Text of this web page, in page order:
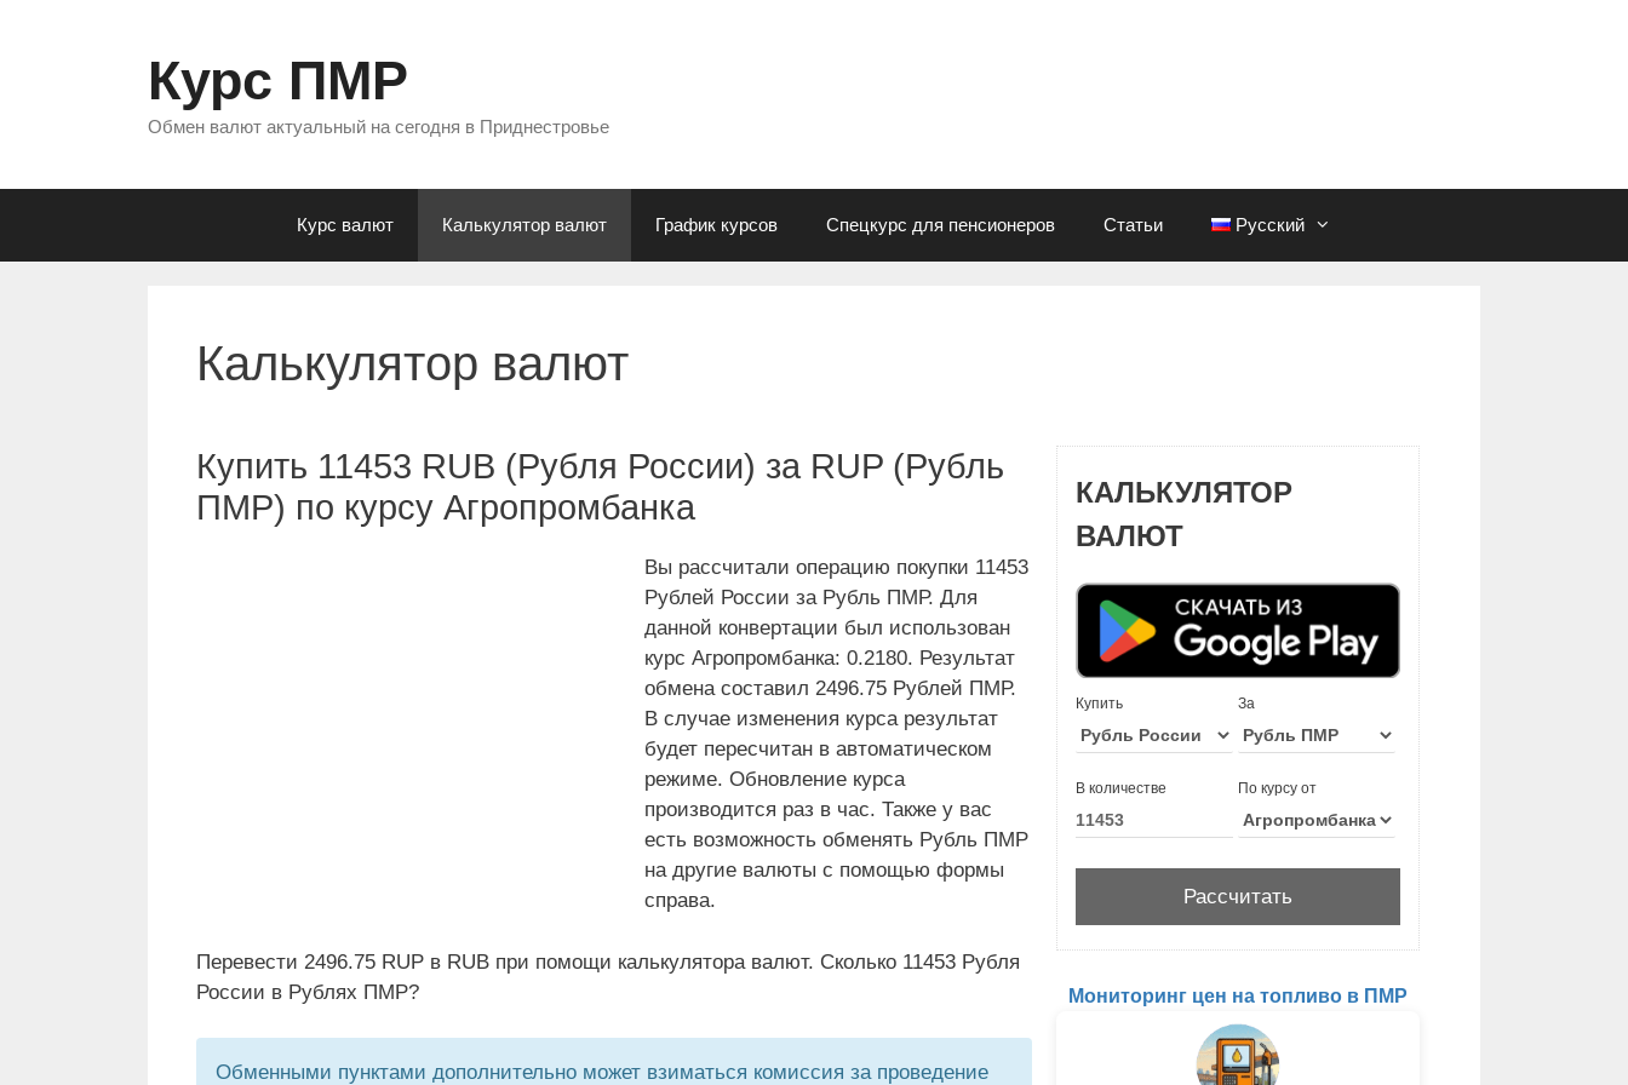
Курс ПМР
Обмен валют актуальный на сегодня в Приднестровье
Курс валют Калькулятор валют График курсов Спецкурс для пенсионеров Статьи Русский
Калькулятор валют
Купить 11453 RUB (Рубля России) за RUP (Рубль
ПМР) по курсу Агропромбанка
Вы рассчитали операцию покупки 11453
Рублей России за Рубль ПМР. Для
данной конвертации был использован
курс Агропромбанка: 0.2180. Результат
обмена составил 2496.75 Рублей ПМР.
В случае изменения курса результат
будет пересчитан в автоматическом
режиме. Обновление курса
производится раз в час. Также у вас
есть возможность обменять Рубль ПМР
на другие валюты с помощью формы
справа.
Перевести 2496.75 RUP в RUB при помощи калькулятора валют. Сколько 11453 Рубля
России в Рублях ПМР?
Обменными пунктами дополнительно может взиматься комиссия за проведение
КАЛЬКУЛЯТОР
ВАЛЮТ
Купить За
В количестве По курсу от
Мониторинг цен на топливо в ПМР